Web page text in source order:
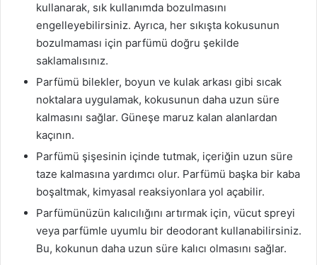
kullanarak, sık kullanımda bozulmasını
engelleyebilirsiniz. Ayrıca, her sıkışta kokusunun
bozulmaması için parfümü doğru şekilde
saklamalısınız.
Parfümü bilekler, boyun ve kulak arkası gibi sıcak
noktalara uygulamak, kokusunun daha uzun süre
kalmasını sağlar. Güneşe maruz kalan alanlardan
kaçının.
Parfümü şişesinin içinde tutmak, içeriğin uzun süre
taze kalmasına yardımcı olur. Parfümü başka bir kaba
boşaltmak, kimyasal reaksiyonlara yol açabilir.
Parfümünüzün kalıcılığını artırmak için, vücut spreyi
veya parfümle uyumlu bir deodorant kullanabilirsiniz.
Bu, kokunun daha uzun süre kalıcı olmasını sağlar.